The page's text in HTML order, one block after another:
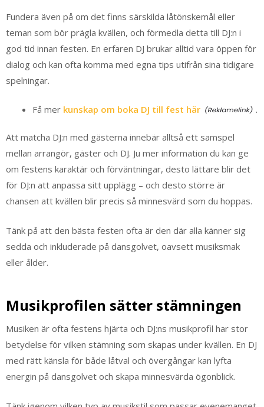
Fundera även på om det finns särskilda låtönskemål eller
teman som bör prägla kvällen, och förmedla detta till DJ:n i
god tid innan festen. En erfaren DJ brukar alltid vara öppen för
dialog och kan ofta komma med egna tips utifrån sina tidigare
spelningar.
Få mer kunskap om boka DJ till fest här .
Att matcha DJ:n med gästerna innebär alltså ett samspel
mellan arrangör, gäster och DJ. Ju mer information du kan ge
om festens karaktär och förväntningar, desto lättare blir det
för DJ:n att anpassa sitt upplägg – och desto större är
chansen att kvällen blir precis så minnesvärd som du hoppas.
Tänk på att den bästa festen ofta är den där alla känner sig
sedda och inkluderade på dansgolvet, oavsett musiksmak
eller ålder.
Musikprofilen sätter stämningen
Musiken är ofta festens hjärta och DJ:ns musikprofil har stor
betydelse för vilken stämning som skapas under kvällen. En DJ
med rätt känsla för både låtval och övergångar kan lyfta
energin på dansgolvet och skapa minnesvärda ögonblick.